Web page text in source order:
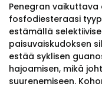
Penegran
fosfodiesteraasi
estämällä
paisuvaiskudoksen
estää syklisen
hajoamisen, mikä
suurenemiseen.